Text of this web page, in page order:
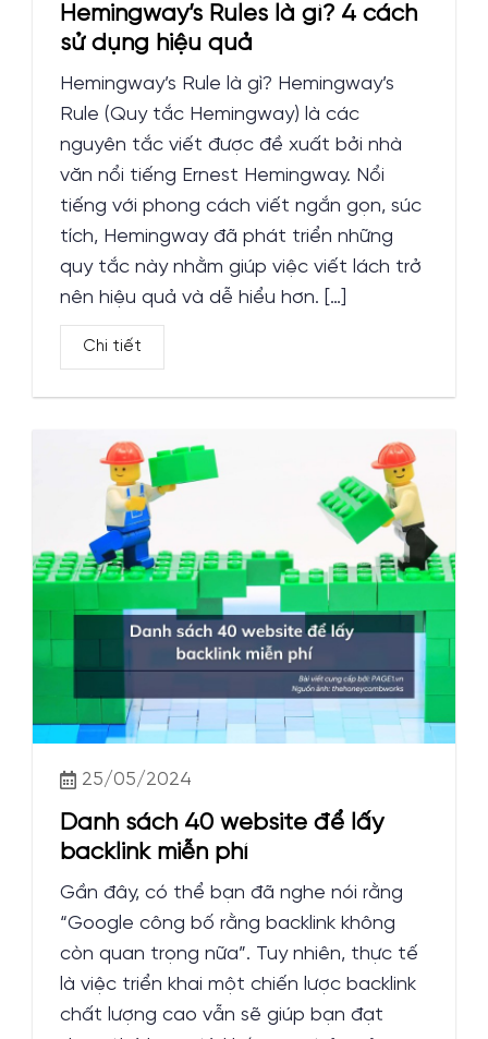
Hemingway’s Rules là gì? 4 cách
sử dụng hiệu quả
Hemingway’s Rule là gì? Hemingway’s
Rule (Quy tắc Hemingway) là các
nguyên tắc viết được đề xuất bởi nhà
văn nổi tiếng Ernest Hemingway. Nổi
tiếng với phong cách viết ngắn gọn, súc
tích, Hemingway đã phát triển những
quy tắc này nhằm giúp việc viết lách trở
nên hiệu quả và dễ hiểu hơn. […]
Chi tiết
25/05/2024
Danh sách 40 website để lấy
backlink miễn phí
Gần đây, có thể bạn đã nghe nói rằng
“Google công bố rằng backlink không
còn quan trọng nữa”. Tuy nhiên, thực tế
là việc triển khai một chiến lược backlink
chất lượng cao vẫn sẽ giúp bạn đạt